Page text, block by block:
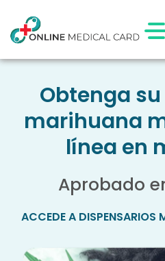
Obtenga
marihuana
línea en
Aprobado
ACCEDE A DISPENSARIOS